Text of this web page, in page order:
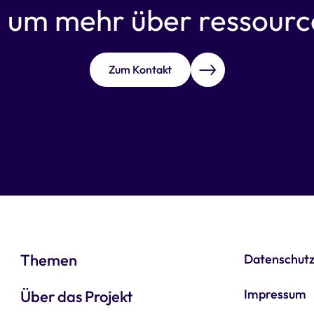
um mehr über
Zum Kontakt
Themen
Über das Projekt
Datenschutz
Impressum